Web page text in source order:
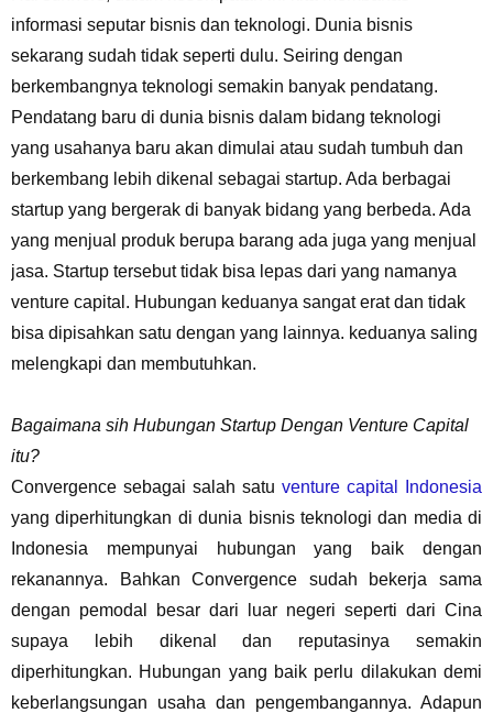
informasi seputar bisnis dan teknologi. Dunia bisnis
sekarang sudah tidak seperti dulu. Seiring dengan
berkembangnya teknologi semakin banyak pendatang.
Pendatang baru di dunia bisnis dalam bidang teknologi
yang usahanya baru akan dimulai atau sudah tumbuh dan
berkembang lebih dikenal sebagai startup. Ada berbagai
startup yang bergerak di banyak bidang yang berbeda. Ada
yang menjual produk berupa barang ada juga yang menjual
jasa. Startup tersebut tidak bisa lepas dari yang namanya
venture capital. Hubungan keduanya sangat erat dan tidak
bisa dipisahkan satu dengan yang lainnya. keduanya saling
melengkapi dan membutuhkan.
Bagaimana sih Hubungan Startup Dengan Venture Capital
itu?
Convergence sebagai salah satu venture capital Indonesia
yang diperhitungkan di dunia bisnis teknologi dan media di
Indonesia mempunyai hubungan yang baik dengan
rekanannya. Bahkan Convergence sudah bekerja sama
dengan pemodal besar dari luar negeri seperti dari Cina
supaya lebih dikenal dan reputasinya semakin
diperhitungkan. Hubungan yang baik perlu dilakukan demi
keberlangsungan usaha dan pengembangannya. Adapun